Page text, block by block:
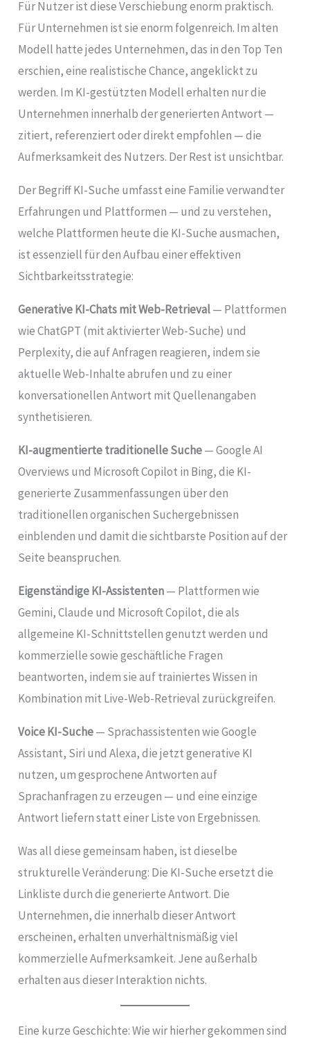
Für Nutzer ist diese Verschiebung enorm praktisch.
Für Unternehmen ist sie enorm folgenreich. Im alten
Modell hatte jedes Unternehmen, das in den Top Ten
erschien, eine realistische Chance, angeklickt zu
werden. Im KI-gestützten Modell erhalten nur die
Unternehmen innerhalb der generierten Antwort —
zitiert, referenziert oder direkt empfohlen — die
Aufmerksamkeit des Nutzers. Der Rest ist unsichtbar.
Der Begriff KI-Suche umfasst eine Familie verwandter
Erfahrungen und Plattformen — und zu verstehen,
welche Plattformen heute die KI-Suche ausmachen,
ist essenziell für den Aufbau einer effektiven
Sichtbarkeitsstrategie:
Generative KI-Chats mit Web-Retrieval— Plattformen
wie ChatGPT (mit aktivierter Web-Suche) und
Perplexity, die auf Anfragen reagieren, indem sie
aktuelle Web-Inhalte abrufen und zu einer
konversationellen Antwort mit Quellenangaben
synthetisieren.
KI-augmentierte traditionelle Suche— Google AI
Overviews und Microsoft Copilot in Bing, die KI-
generierte Zusammenfassungen über den
traditionellen organischen Suchergebnissen
einblenden und damit die sichtbarste Position auf der
Seite beanspruchen.
Eigenständige KI-Assistenten— Plattformen wie
Gemini, Claude und Microsoft Copilot, die als
allgemeine KI-Schnittstellen genutzt werden und
kommerzielle sowie geschäftliche Fragen
beantworten, indem sie auf trainiertes Wissen in
Kombination mit Live-Web-Retrieval zurückgreifen.
Voice KI-Suche— Sprachassistenten wie Google
Assistant, Siri und Alexa, die jetzt generative KI
nutzen, um gesprochene Antworten auf
Sprachanfragen zu erzeugen — und eine einzige
Antwort liefern statt einer Liste von Ergebnissen.
Was all diese gemeinsam haben, ist dieselbe
strukturelle Veränderung: Die KI-Suche ersetzt die
Linkliste durch die generierte Antwort. Die
Unternehmen, die innerhalb dieser Antwort
erscheinen, erhalten unverhältnismäßig viel
kommerzielle Aufmerksamkeit. Jene außerhalb
erhalten aus dieser Interaktion nichts.
Eine kurze Geschichte: Wie wir hierher gekommen sind